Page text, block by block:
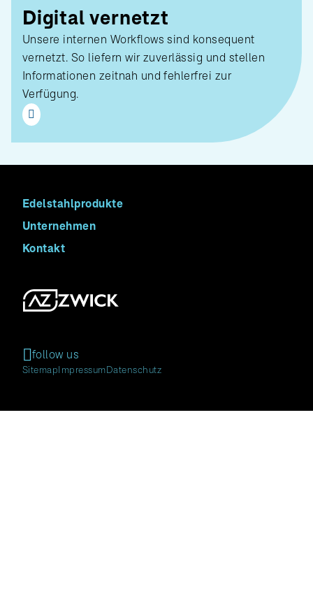
Digital vernetzt
Unsere internen Workflows sind konsequent
vernetzt. So liefern wir zuverlässig und stellen
Informationen zeitnah und fehlerfrei zur
Verfügung.
Edelstahlprodukte
Unternehmen
Kontakt
Sitemap Impressum Datenschutz
follow us